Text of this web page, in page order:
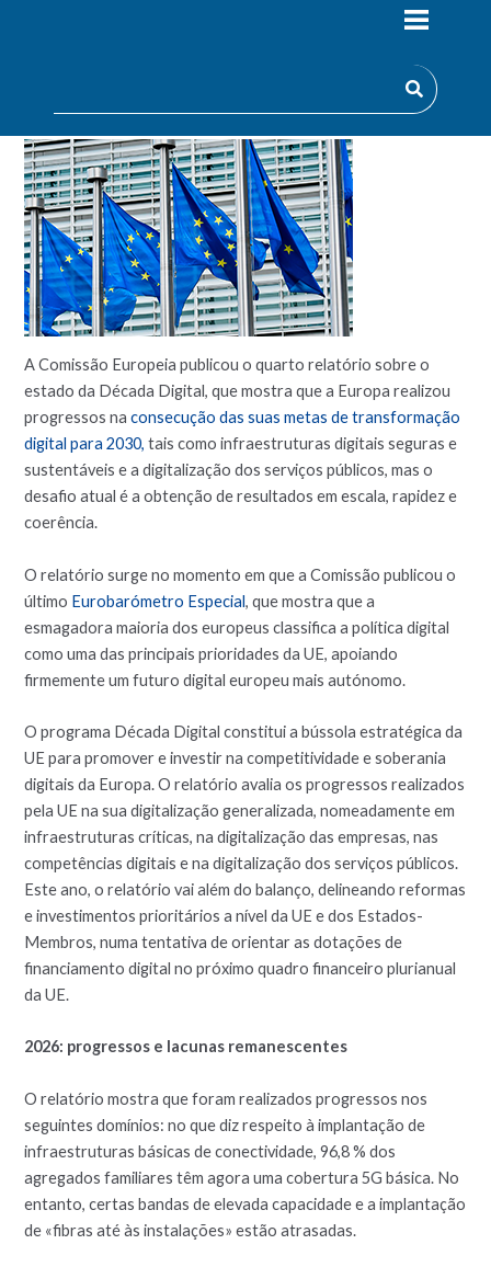
COLMATAR AS LACUNAS ESTRUTURAIS
PARA ALCANÇAR OS OBJETIVOS PARA
A Comissão Europeia publicou o quarto relatório sobre o
estado da Década Digital, que mostra que a Europa realizou
progressos naconsecução das suas metas de transformação
digital para 2030, tais como infraestruturas digitais seguras e
sustentáveis e a digitalização dos serviços públicos, mas o
desafio atual é a obtenção de resultados em escala, rapidez e
coerência.
O relatório surge no momento em que a Comissão publicou o
último Eurobarómetro Especial, que mostra que a
esmagadora maioria dos europeus classifica a política digital
como uma das principais prioridades da UE, apoiando
firmemente um futuro digital europeu mais autónomo.
O programa Década Digital constitui a bússola estratégica da
UE para promover e investir na competitividade e soberania
digitais da Europa. O relatório avalia os progressos realizados
pela UE na sua digitalização generalizada, nomeadamente em
infraestruturas críticas, na digitalização das empresas, nas
competências digitais e na digitalização dos serviços públicos.
Este ano, o relatório vai além do balanço, delineando reformas
e investimentos prioritários a nível da UE e dos Estados-
Membros, numa tentativa de orientar as dotações de
financiamento digital no próximo quadro financeiro plurianual
da UE.
2026: progressos e lacunas remanescentes
O relatório mostra que foram realizados progressos nos
seguintes domínios: no que diz respeito à implantação de
infraestruturas básicas de conectividade, 96,8 % dos
agregados familiares têm agora uma cobertura 5G básica. No
entanto, certas bandas de elevada capacidade e a implantação
de «fibras até às instalações» estão atrasadas.